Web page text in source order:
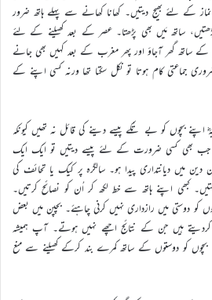
کے لئے بھیج دیتیں۔ کھانا کھانے سے پہلے ہاتھ ضرور
ساتھ مَیں بھی پڑھتا۔ عصر کے بعد کھیلنے کے لئے
کے ساتھ گھر آجاؤ اور پھر مغرب کے بعد کہیں بھی جانے
جماعتی کام ہوتا تو نکل سکتا تھا ورنہ کسی اپنے کے
اپنے بچوں کو بے تُکے پیسے دینے کی قائل نہ تھیں کیونکہ
بھی کسی ضرورت کے لئے پیسے دیتیں تو ایک ایک
دین میں دیانتداری پیدا ہو۔ سالگرہ پر کیک یا تحائف کی
کبھی اپنے ہاتھ سے خط لکھ کر اُن کو نصائح کرتیں۔
کو دوستی میں رازداری نہیں کرنی چاہئے۔ بچپن میں بعض
ہیں جن کے نتائج اچھے نہیں ہوتے۔ آپ ہمیشہ
بچوں کو دوستوں کے ساتھ کمرے بند کرکے کھیلنے سے منع